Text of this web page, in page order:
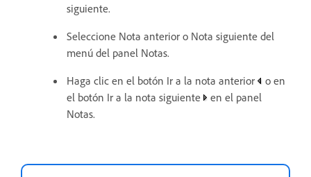
siguiente.
Seleccione Nota anterior o Nota siguiente del
menú del panel Notas.
Haga clic en el botón Ir a la nota anterior
o en
el botón Ir a la nota siguiente
en el panel
Notas.